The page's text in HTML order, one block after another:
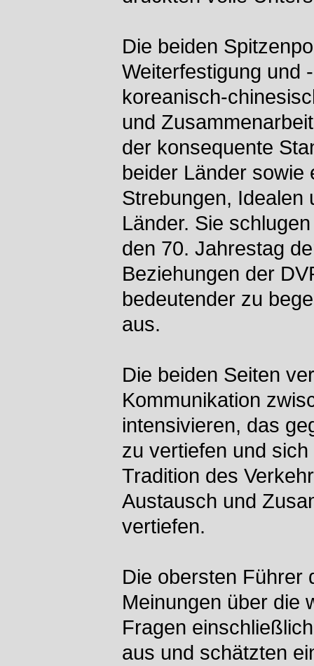
Die beiden
Weiterfestigung und
koreanisch-
und
der konsequente
beider Länder sowie
Strebungen, Idealen
Länder. Sie
den 70. Jahrestag
Beziehungen der
bedeutender zu
aus.
Die beiden Seiten
Kommunikation
intensivieren, das
zu vertiefen und
Tradition des
Austausch und
vertiefen.
Die obersten Führer
Meinungen über die
Fragen
aus und schätzten